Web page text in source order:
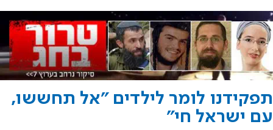
תפקידנו לומר לילדים "אל תחששו,
עם ישראל חי"